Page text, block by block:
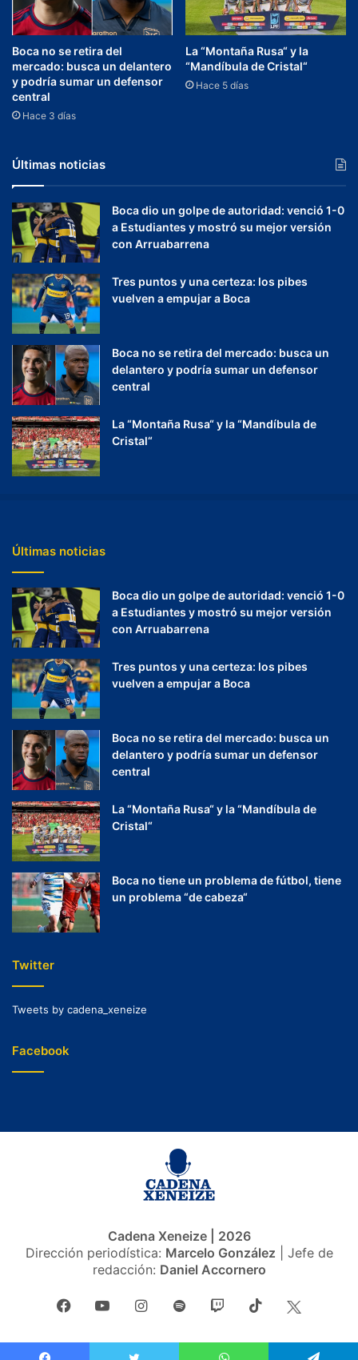
Boca no se retira del
mercado: busca un delantero
y podría sumar un defensor
central
Hace 3 días
La “Montaña Rusa“ y la
“Mandíbula de Cristal“
Hace 5 días
Últimas noticias
Boca dio un golpe de autoridad: venció 1-0
a Estudiantes y mostró su mejor versión
con Arruabarrena
Tres puntos y una certeza: los pibes
vuelven a empujar a Boca
Boca no se retira del mercado: busca un
delantero y podría sumar un defensor
central
La “Montaña Rusa“ y la “Mandíbula de
Cristal“
Últimas noticias
Boca dio un golpe de autoridad: venció 1-0
a Estudiantes y mostró su mejor versión
con Arruabarrena
Tres puntos y una certeza: los pibes
vuelven a empujar a Boca
Boca no se retira del mercado: busca un
delantero y podría sumar un defensor
central
La “Montaña Rusa“ y la “Mandíbula de
Cristal“
Boca no tiene un problema de fútbol, tiene
un problema “de cabeza“
Twitter
Tweets by cadena_xeneize
Facebook
Cadena Xeneize | 2026
Dirección periodística: Marcelo González | Jefe de
redacción: Daniel Accornero